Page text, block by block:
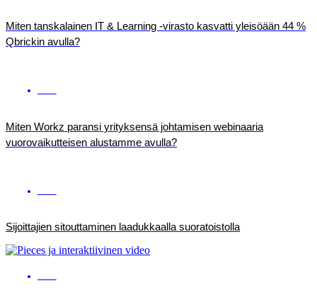
Miten tanskalainen IT & Learning -virasto kasvatti yleisöään 44 %
Qbrickin avulla?
Miten Workz paransi yrityksensä johtamisen webinaaria
vuorovaikutteisen alustamme avulla?
Sijoittajien sitouttaminen laadukkaalla suoratoistolla